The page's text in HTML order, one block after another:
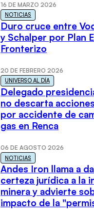
16 DE MARZO 2026
NOTICIAS
Duro cruce entre
y Schalper por Plan
Fronterizo
20 DE FEBRERO 2026
UNIVERSO AL DÍA
Delegado
no descarta
por accidente de
gas en Renca
06 DE AGOSTO 2026
NOTICIAS
Andes Iron llama a
certeza jurídica a la
minera y advierte
impacto de la